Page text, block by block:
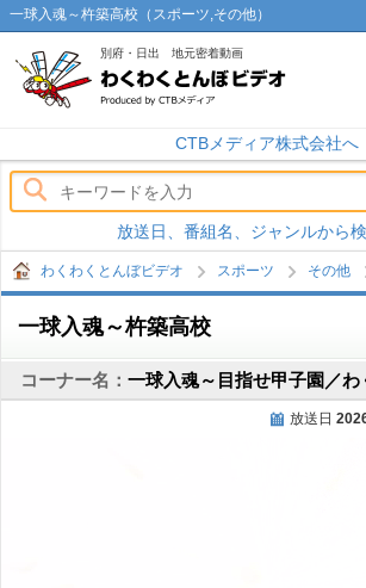
一球入魂～杵築高校（スポーツ,その他）
別府・日出 地元密着動画
CTBメディア株式会社へ
放送日、番組名、ジャンルから
わくわくとんぼビデオ スポーツ その他
一球入魂～杵築高校
コーナー名： 一球入魂～目指せ甲子園／
放送日